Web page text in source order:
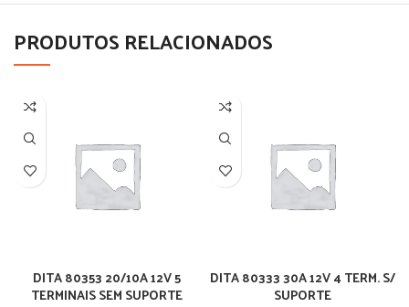
PRODUTOS RELACIONADOS
DITA 80353 20/10A 12V 5
TERMINAIS SEM SUPORTE
DITA 80333 30A 12V 4 TERM. S/
SUPORTE